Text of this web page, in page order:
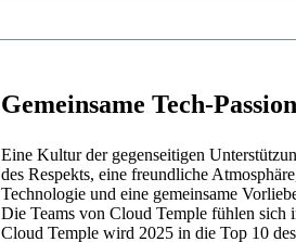
Gemeinsame Tech-Passion
Eine Kultur der gegenseitigen
des Respekts, eine freundliche
Technologie und eine gemeinsame
Die Teams von Cloud Temple fühlen sich
Cloud Temple wird 2025 in die Top 10